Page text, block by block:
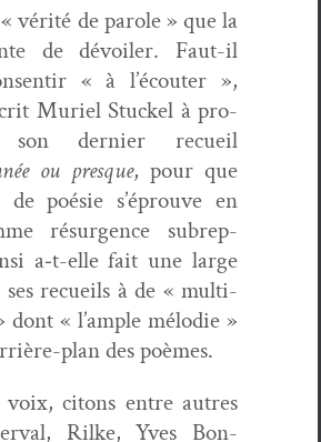
vérité de parole » que la
de dévoil­er. Faut-il
« à l’écouter »,
Muriel Stuck­el à pro­
dernier recueil
ou presque, pour que
poésie s’éprouve en
résur­gence sub­rep­
a‑t-elle fait une large
ses recueils à de « mul­ti­
dont « l’ample mélodie »
plan des poèmes.
voix, citons entre autres
Rilke, Yves Bon­